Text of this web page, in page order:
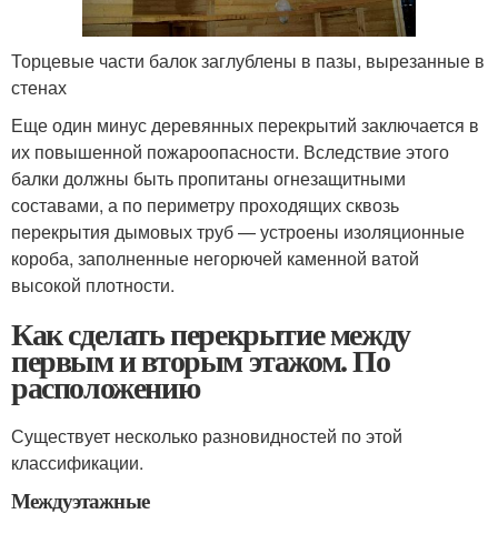
Торцевые части балок заглублены в пазы, вырезанные в
стенах
Еще один минус деревянных перекрытий заключается в
их повышенной пожароопасности. Вследствие этого
балки должны быть пропитаны огнезащитными
составами, а по периметру проходящих сквозь
перекрытия дымовых труб — устроены изоляционные
короба, заполненные негорючей каменной ватой
высокой плотности.
Как сделать перекрытие между
первым и вторым этажом. По
расположению
Существует несколько разновидностей по этой
классификации.
Междуэтажные